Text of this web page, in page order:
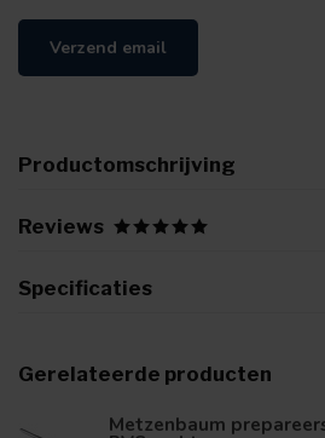
Verzend email
Productomschrijving
Reviews
Specificaties
Gerelateerde producten
Metzenbaum